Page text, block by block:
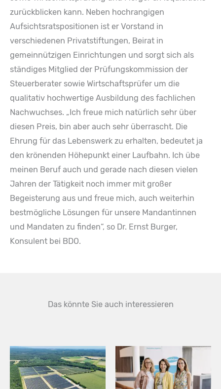
zurückblicken kann. Neben hochrangigen
Aufsichtsratspositionen ist er Vorstand in
verschiedenen Privatstiftungen, Beirat in
gemeinnützigen Einrichtungen und sorgt sich als
ständiges Mitglied der Prüfungskommission der
Steuerberater sowie Wirtschaftsprüfer um die
qualitativ hochwertige Ausbildung des fachlichen
Nachwuchses. „Ich freue mich natürlich sehr über
diesen Preis, bin aber auch sehr überrascht. Die
Ehrung für das Lebenswerk zu erhalten, bedeutet ja
den krönenden Höhepunkt einer Laufbahn. Ich übe
meinen Beruf auch und gerade nach diesen vielen
Jahren der Tätigkeit noch immer mit großer
Begeisterung aus und freue mich, auch weiterhin
bestmögliche Lösungen für unsere Mandantinnen
und Mandaten zu finden“, so Dr. Ernst Burger,
Konsulent bei BDO.
Das könnte Sie auch interessieren